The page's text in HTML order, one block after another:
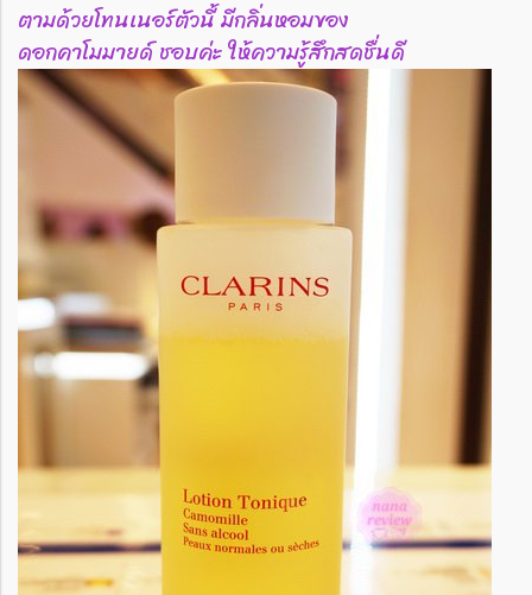
ตามด้วยโทนเนอร์ตัวนี้ มีกลิ่นหอมของ
ดอกคาโมมายด์ ชอบค่ะ ให้ความรู้สึกสดชื่นดี